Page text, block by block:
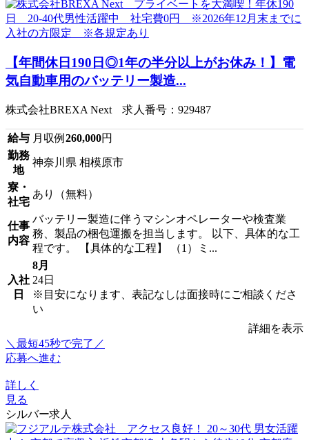
【年間休日190日◎1年の半分以上がお休み！】電
気自動車用のバッテリー製造...
株式会社BREXA Next 求人番号：929487
給与 月収例 260,000円
勤務
地
神奈川県 相模原市
寮・
社宅
あり（無料）
仕事
内容
バッテリー製造に伴うマシンオペレーターや検査業
務、製品の梱包運搬を担当します。 以下、具体的な工
程です。 【具体的な工程】 （1）ミ...
入社
日
8月
24日
※目安になります、表記なしは面接時にご相談くださ
い
詳細を表示
＼最短45秒で完了／
応募へ進む
詳しく
見る
シルバー求人